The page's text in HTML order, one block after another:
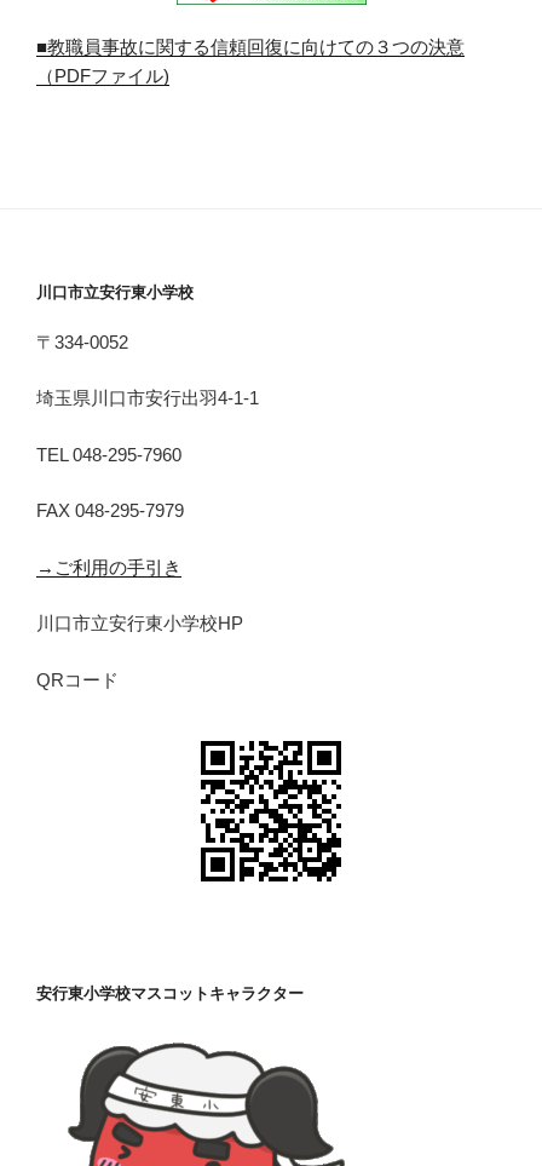
■教職員事故に関する信頼回復に向けての３つの決意
（PDFファイル)
川口市立安行東小学校
〒334-0052
埼玉県川口市安行出羽4-1-1
TEL 048-295-7960
FAX 048-295-7979
→ご利用の手引き
川口市立安行東小学校HP
QRコード
安行東小学校マスコットキャラクター